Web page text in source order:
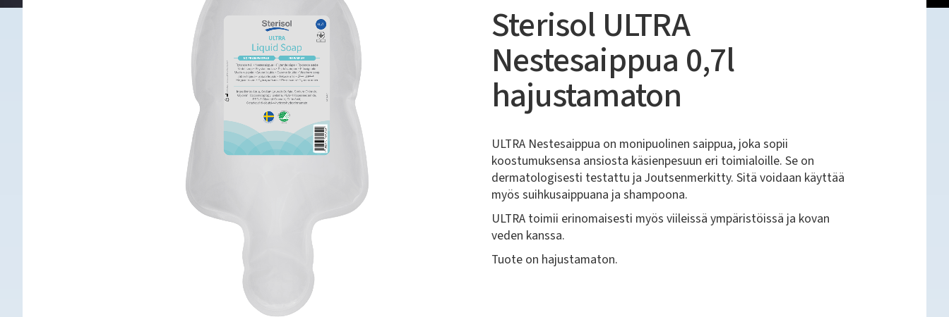
Sterisol ULTRA
Nestesaippua 0,7l
hajustamaton
ULTRA Nestesaippua on monipuolinen saippua, joka sopii
koostumuksensa ansiosta käsienpesuun eri toimialoille. Se on
dermatologisesti testattu ja Joutsenmerkitty. Sitä voidaan käyttää
myös suihkusaippuana ja shampoona.
ULTRA toimii erinomaisesti myös viileissä ympäristöissä ja kovan
veden kanssa.
Tuote on hajustamaton.